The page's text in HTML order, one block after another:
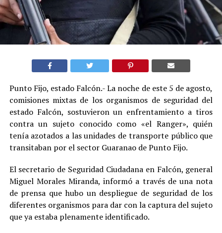
Punto Fijo, estado Falcón.- La noche de este 5 de agosto,
comisiones mixtas de los organismos de seguridad del
estado Falcón, sostuvieron un enfrentamiento a tiros
contra un sujeto conocido como «el Ranger», quién
tenía azotados a las unidades de transporte público que
transitaban por el sector Guaranao de Punto Fijo.
El secretario de Seguridad Ciudadana en Falcón, general
Miguel Morales Miranda, informó a través de una nota
de prensa que hubo un despliegue de seguridad de los
diferentes organismos para dar con la captura del sujeto
que ya estaba plenamente identificado.